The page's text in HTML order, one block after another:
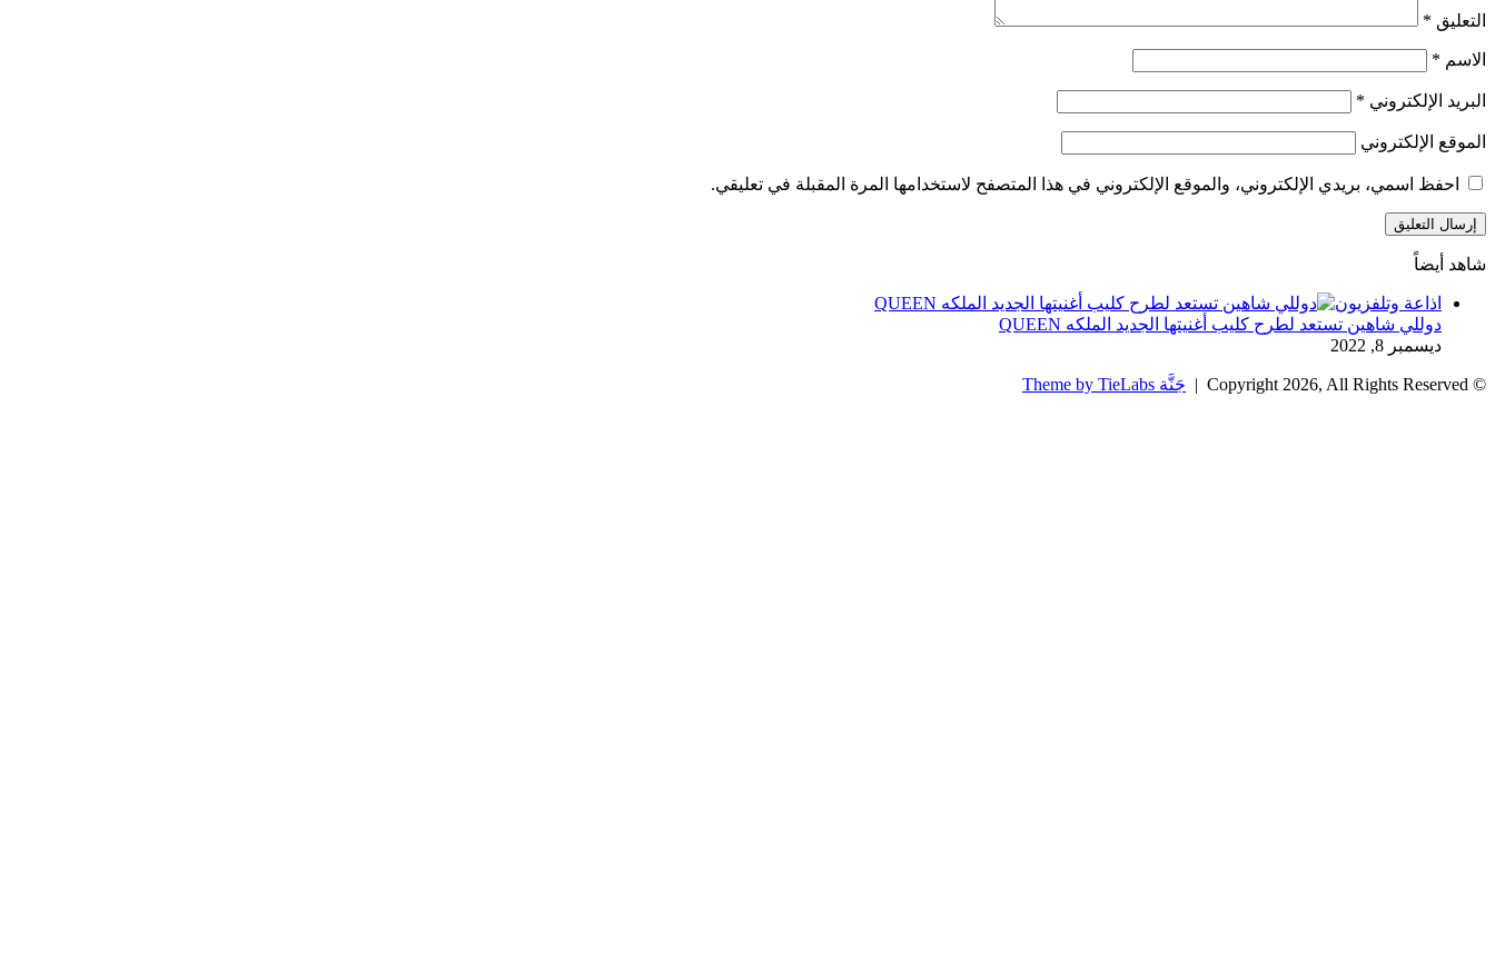
التعليق *
الاسم *
البريد الإلكتروني *
الموقع الإلكتروني
احفظ اسمي، بريدي الإلكتروني، والموقع الإلكتروني في هذا المتصفح لاستخدامها المرة المقبلة في تعليقي.
شاهد أيضاً
اذاعة وتلفزيون
دوللي شاهين تستعد لطرح كليب أغنيتها الجديد الملكه QUEEN
ديسمبر 8, 2022
© Copyright 2026, All Rights Reserved |
جَنَّة Theme by TieLabs